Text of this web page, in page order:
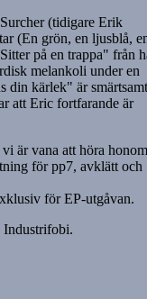
(tidigare Erik
(En grön, en ljusblå,
på en trappa" från
melankoli under en
din kärlek" är smärtsamt
att Eric fortfarande är
är vana att höra
för pp7, avklätt och
för EP-utgåvan.
Industrifobi.